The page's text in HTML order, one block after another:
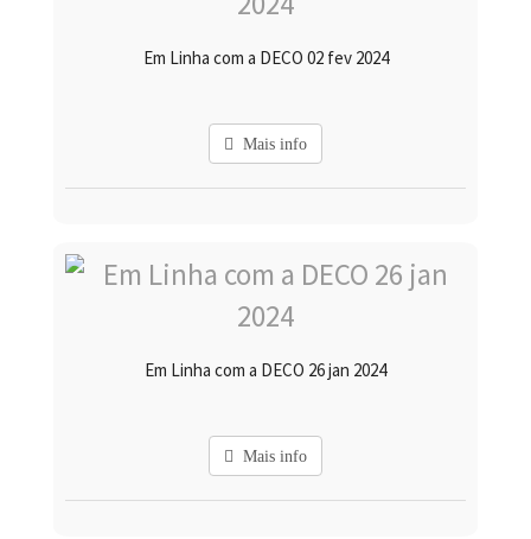
Em Linha com a DECO 02 fev 2024
Mais info
Em Linha com a DECO 26 jan 2024
Mais info